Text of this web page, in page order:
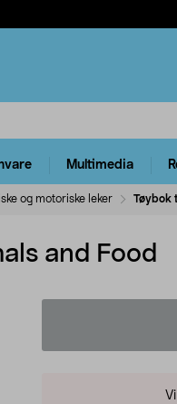
Multimedia
og motoriske leker Tøybok
and Food